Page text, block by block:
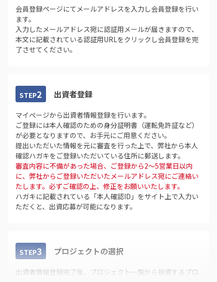
す
運用の手間いらず
パートナーズが不動産を運用管理するため、株やFXの様に値
動きを常にチェックする必要がなく、手軽に資産運用を始め
られます
運用期間中や売却時に損失が発生した場合、パートナーズが
先に一定の割合まで損失を負担します（優先劣後構造採用）
会員登録ページにてメールアドレスを入力し会員登録を行い
ます。
入力したメールアドレス宛に認証用メールが届きますので、
本文に記載されている認証用URLをクリックし会員登録を完
了させてください。
STEP2 出資者登録
マイぺージから出資者情報登録を行います。
ご登録には本人確認のための身分証明書（運転免許証など）
が必要となりますので、お手元にご用意ください。
提出いただいた情報を元に審査を行った上で、弊社から本人
確認ハガキをご登録いただいている住所に郵送します。
審査内容に不備があった場合、ご登録から2～5営業日以内
に、弊社からご登録いただいたメールアドレス宛にご連絡い
たします。必ずご確認の上、修正をお願いいたします。
ハガキに記載されている「本人確認ID」をサイト上で入力い
ただくと、出資応募が可能になります。
STEP3 プロジェクトの選択
出資者情報登録完了後、プロジェクト一覧から投資するプロ